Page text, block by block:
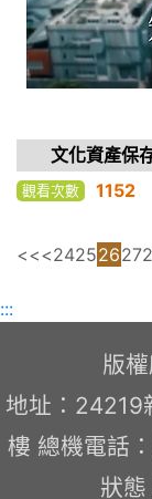
文化資產保
觀看次數 1152
<<<24252627
:::
版
地址：24219
樓 總機電話
狀